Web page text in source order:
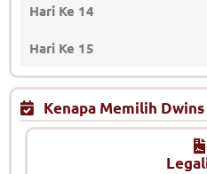
Hari Ke 14
Hari Ke 15
Kenapa Memilih Dwins